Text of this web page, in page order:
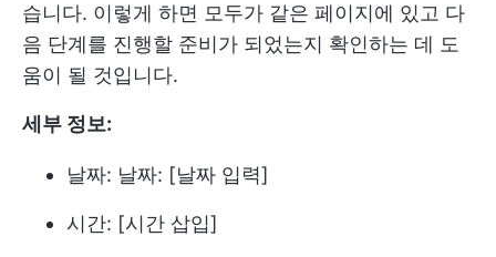
습니다. 이렇게 하면 모두가 같은 페이지에 있고 다
음 단계를 진행할 준비가 되었는지 확인하는 데 도
움이 될 것입니다.
세부 정보:
날짜: 날짜: [날짜 입력]
시간: [시간 삽입]